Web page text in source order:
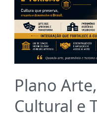
Plano
Cultural e